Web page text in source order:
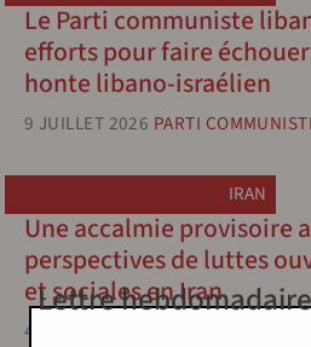
Le Parti communiste
efforts pour faire
honte libano-israélien
9 JUILLET 2026 PARTI
IRAN
Une accalmie provisoire
perspectives de luttes
et sociales en Iran
4 JUILLET 2026
Lettre hebdomadaire